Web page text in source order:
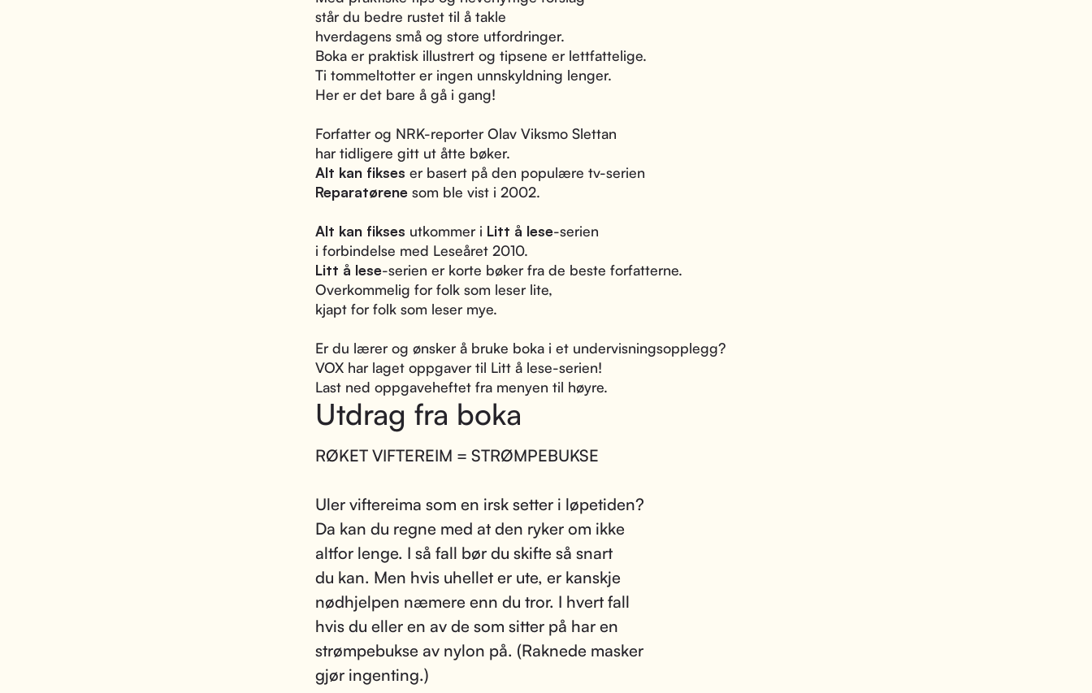
står du bedre rustet til å takle
hverdagens små og store utfordringer.
Boka er praktisk illustrert og tipsene er lettfattelige.
Ti tommeltotter er ingen unnskyldning lenger.
Her er det bare å gå i gang!
Forfatter og NRK-reporter Olav Viksmo Slettan
har tidligere gitt ut åtte bøker.
Alt kan fikses er basert på den populære tv-serien
Reparatørene som ble vist i 2002.
Alt kan fikses utkommer i Litt å lese-serien
i forbindelse med Leseåret 2010.
Litt å lese-serien er korte bøker fra de beste forfatterne.
Overkommelig for folk som leser lite,
kjapt for folk som leser mye.
Er du lærer og ønsker å bruke boka i et undervisningsopplegg?
VOX har laget oppgaver til Litt å lese-serien!
Last ned oppgaveheftet fra menyen til høyre.
Utdrag fra boka
RØKET VIFTEREIM = STRØMPEBUKSE
Uler viftereima som en irsk setter i løpetiden?
Da kan du regne med at den ryker om ikke
altfor lenge. I så fall bør du skifte så snart
du kan. Men hvis uhellet er ute, er kanskje
nødhjelpen næmere enn du tror. I hvert fall
hvis du eller en av de som sitter på har en
strømpebukse av nylon på. (Raknede masker
gjør ingenting.)